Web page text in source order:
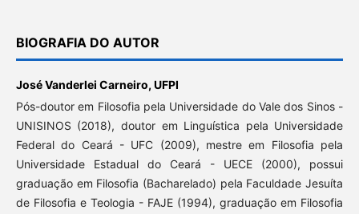
BIOGRAFIA DO AUTOR
José Vanderlei Carneiro, UFPI
Pós-doutor em Filosofia pela Universidade do Vale dos Sinos -
UNISINOS (2018), doutor em Linguística pela Universidade
Federal do Ceará - UFC (2009), mestre em Filosofia pela
Universidade Estadual do Ceará - UECE (2000), possui
graduação em Filosofia (Bacharelado) pela Faculdade Jesuíta
de Filosofia e Teologia - FAJE (1994), graduação em Filosofia